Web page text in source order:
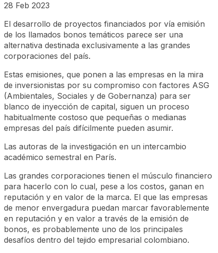
28 Feb 2023
El desarrollo de proyectos financiados por vía emisión
de los llamados bonos temáticos parece ser una
alternativa destinada exclusivamente a las grandes
corporaciones del país.
Estas emisiones, que ponen a las empresas en la mira
de inversionistas por su compromiso con factores ASG
(Ambientales, Sociales y de Gobernanza) para ser
blanco de inyección de capital, siguen un proceso
habitualmente costoso que pequeñas o medianas
empresas del país difícilmente pueden asumir.
Las autoras de la investigación en un intercambio
académico semestral en París.
Las grandes corporaciones tienen el músculo financiero
para hacerlo con lo cual, pese a los costos, ganan en
reputación y en valor de la marca. El que las empresas
de menor envergadura puedan marcar favorablemente
en reputación y en valor a través de la emisión de
bonos, es probablemente uno de los principales
desafíos dentro del tejido empresarial colombiano.